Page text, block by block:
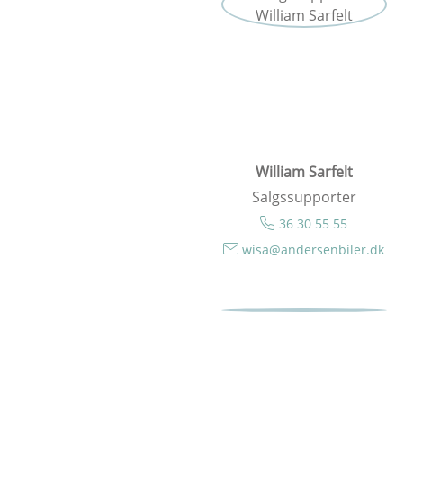
William Sarfelt
Salgssupporter
36 30 55 55
wisa@andersenbiler.dk